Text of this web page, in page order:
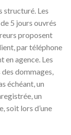
structuré. Les
5 jours ouvrés
proposent
par téléphone
en agence. Les
dommages,
échéant, un
un
soit lors d’une